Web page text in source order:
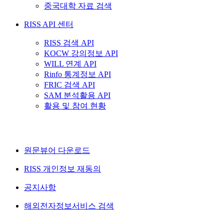
중국대학 자료 검색
RISS API 센터
RISS 검색 API
KOCW 강의정보 API
WILL 연계 API
Rinfo 통계정보 API
FRIC 검색 API
SAM 분석활용 API
활용 및 참여 현황
원문뷰어 다운로드
RISS 개인정보 재동의
공지사항
해외전자정보서비스 검색